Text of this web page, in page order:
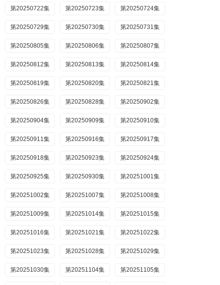
第20250722集 第20250723集 第20250724集
第20250729集 第20250730集 第20250731集
第20250805集 第20250806集 第20250807集
第20250812集 第20250813集 第20250814集
第20250819集 第20250820集 第20250821集
第20250826集 第20250828集 第20250902集
第20250904集 第20250909集 第20250910集
第20250911集 第20250916集 第20250917集
第20250918集 第20250923集 第20250924集
第20250925集 第20250930集 第20251001集
第20251002集 第20251007集 第20251008集
第20251009集 第20251014集 第20251015集
第20251016集 第20251021集 第20251022集
第20251023集 第20251028集 第20251029集
第20251030集 第20251104集 第20251105集